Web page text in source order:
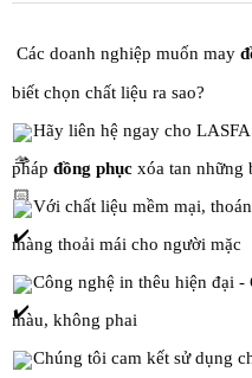
Các doanh nghiệp muốn may
biết chọn chất liệu ra sao?
Hãy liên hệ ngay cho
phápđồng phục xóa tan những
Với chất liệu mềm mại,
màng thoải mái cho người mặc
Công nghệ in thêu hiện đại -
màu, không phai
Chúng tôi cam kết sử dụng